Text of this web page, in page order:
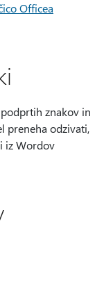
Officea
znakov in
preneha odzivati,
iz Wordov